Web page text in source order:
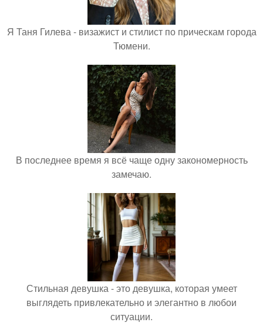
Я Таня Гилева - визажист и стилист по прическам города
Тюмени.
В последнее время я всё чаще одну закономерность
замечаю.
Стильная девушка - это девушка, которая умеет
выглядеть привлекательно и элегантно в любои
ситуации.